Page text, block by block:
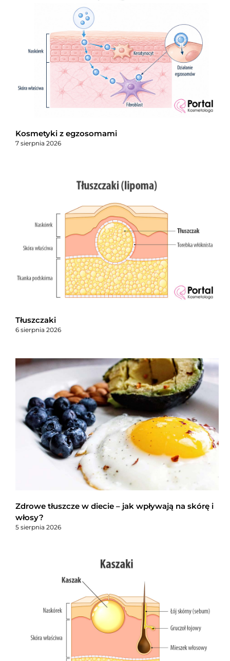
Kosmetyki z egzosomami
7 sierpnia 2026
Tłuszczaki
6 sierpnia 2026
Zdrowe tłuszcze w diecie – jak wpływają na skórę i
włosy?
5 sierpnia 2026